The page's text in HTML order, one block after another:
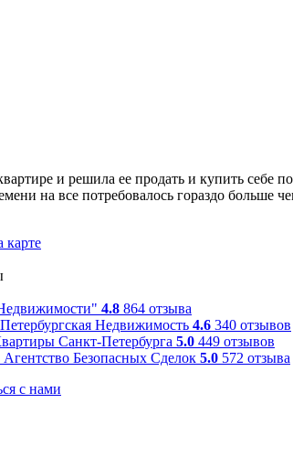
и решила ее продать и купить
на все потребовалось гораздо
4.8 864 отзыва
Петербургская Недвижимость 4.6 340 отзывов
Санкт-Петербурга 5.0 449 отзывов
Агентство Безопасных Сделок 5.0 572 отзыва
с нами